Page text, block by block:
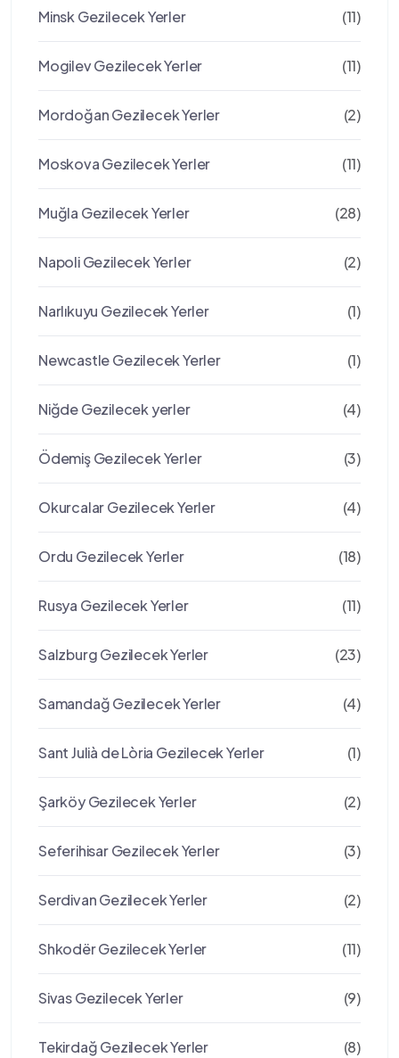
Minsk Gezilecek Yerler (11)
Mogilev Gezilecek Yerler (11)
Mordoğan Gezilecek Yerler (2)
Moskova Gezilecek Yerler (11)
Muğla Gezilecek Yerler (28)
Napoli Gezilecek Yerler (2)
Narlıkuyu Gezilecek Yerler (1)
Newcastle Gezilecek Yerler (1)
Niğde Gezilecek yerler (4)
Ödemiş Gezilecek Yerler (3)
Okurcalar Gezilecek Yerler (4)
Ordu Gezilecek Yerler (18)
Rusya Gezilecek Yerler (11)
Salzburg Gezilecek Yerler (23)
Samandağ Gezilecek Yerler (4)
Sant Julià de Lòria Gezilecek Yerler (1)
Şarköy Gezilecek Yerler (2)
Seferihisar Gezilecek Yerler (3)
Serdivan Gezilecek Yerler (2)
Shkodër Gezilecek Yerler (11)
Sivas Gezilecek Yerler (9)
Tekirdağ Gezilecek Yerler (8)